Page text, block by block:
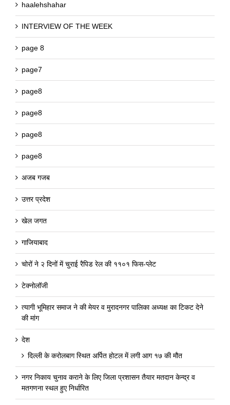
haalehshahar
INTERVIEW OF THE WEEK
page 8
page7
page8
page8
page8
page8
अजब गजब
उत्तर प्रदेश
खेल जगत
गाजियाबाद
चोरों ने २ दिनों में चुराई रैपिड रेल की ११०१ फिस-प्लेट
टेक्नोलॉजी
त्यागी भूमिहार समाज ने की मेयर व मुरादनगर पालिका अध्यक्ष का टिकट देने
की मांग
देश
दिल्ली के करोलबाग स्थित अर्पित होटल में लगी आग १७ की मौत
नगर निकाय चुनाव कराने के लिए जिला प्रशासन तैयार मतदान केन्द्र व
मतगणना स्थल हुए निर्धारित